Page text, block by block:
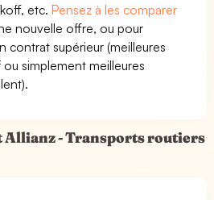
etc.Pensez à les comparer
nouvelle offre, ou pour
contrat supérieur (meilleures
simplement meilleures
Allianz - Transports routiers